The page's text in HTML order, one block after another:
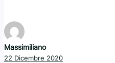
Massimiliano
22 Dicembre 2020